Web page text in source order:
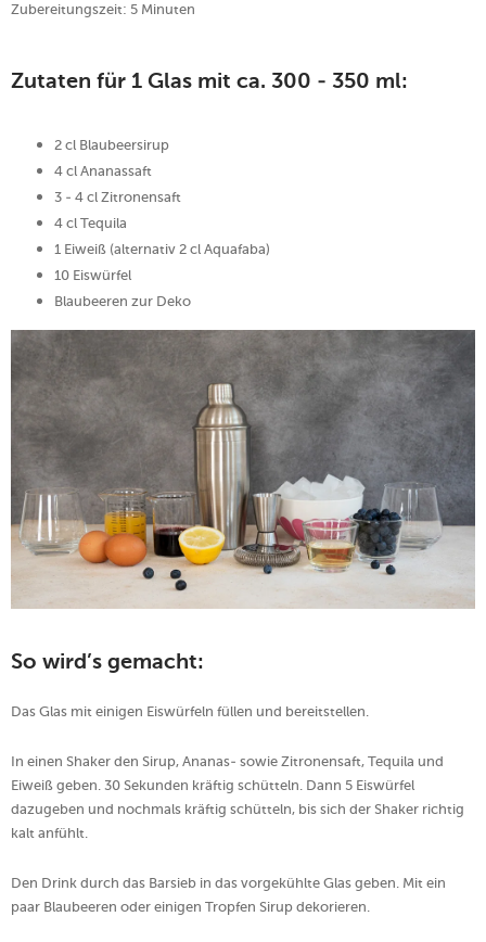
Zubereitungszeit: 5 Minuten
Zutaten für 1 Glas mit ca. 300 - 350 ml:
2 cl Blaubeersirup
4 cl Ananassaft
3 - 4 cl Zitronensaft
4 cl Tequila
1 Eiweiß (alternativ 2 cl Aquafaba)
10 Eiswürfel
Blaubeeren zur Deko
So wird’s gemacht:
Das Glas mit einigen Eiswürfeln füllen und bereitstellen.
In einen Shaker den Sirup, Ananas- sowie Zitronensaft, Tequila und
Eiweiß geben. 30 Sekunden kräftig schütteln. Dann 5 Eiswürfel
dazugeben und nochmals kräftig schütteln, bis sich der Shaker richtig
kalt anfühlt.
Den Drink durch das Barsieb in das vorgekühlte Glas geben. Mit ein
paar Blaubeeren oder einigen Tropfen Sirup dekorieren.